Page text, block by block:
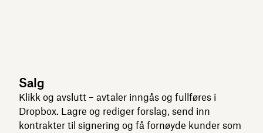
Salg
Klikk og avslutt – avtaler inngås og fullføres i
Dropbox. Lagre og rediger forslag, send inn
kontrakter til signering og få fornøyde kunder som